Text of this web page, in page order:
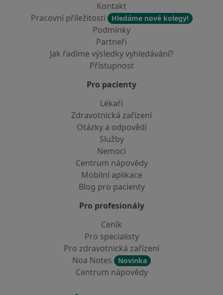
Kontakt
Pracovní příležitosti
Hledáme nové kolegy!
Podmínky
Partneři
Jak řadíme výsledky vyhledávání?
Přístupnost
Pro pacienty
Lékaři
Zdravotnická zařízení
Otázky a odpovědi
Služby
Nemoci
Centrum nápovědy
Mobilní aplikace
Blog pro pacienty
Pro profesionály
Ceník
Pro specialisty
Pro zdravotnická zařízení
Noa Notes
Novinka
Centrum nápovědy